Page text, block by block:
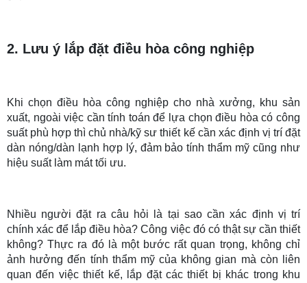
2. Lưu ý lắp đặt điều hòa công nghiệp
Khi chọn điều hòa công nghiệp cho nhà xưởng, khu sản
xuất, ngoài việc cần tính toán để lựa chọn điều hòa có công
suất phù hợp thì chủ nhà/kỹ sư thiết kế cần xác định vị trí đặt
dàn nóng/dàn lạnh hợp lý, đảm bảo tính thẩm mỹ cũng như
hiệu suất làm mát tối ưu.
Nhiều người đặt ra câu hỏi là tại sao cần xác định vị trí
chính xác để lắp điều hòa? Công việc đó có thật sự cần thiết
không? Thực ra đó là một bước rất quan trọng, không chỉ
ảnh hưởng đến tính thẩm mỹ của không gian mà còn liên
quan đến việc thiết kế, lắp đặt các thiết bị khác trong khu